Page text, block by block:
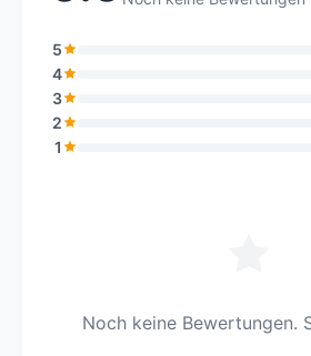
5
4
3
2
1
Noch keine Bewertungen.